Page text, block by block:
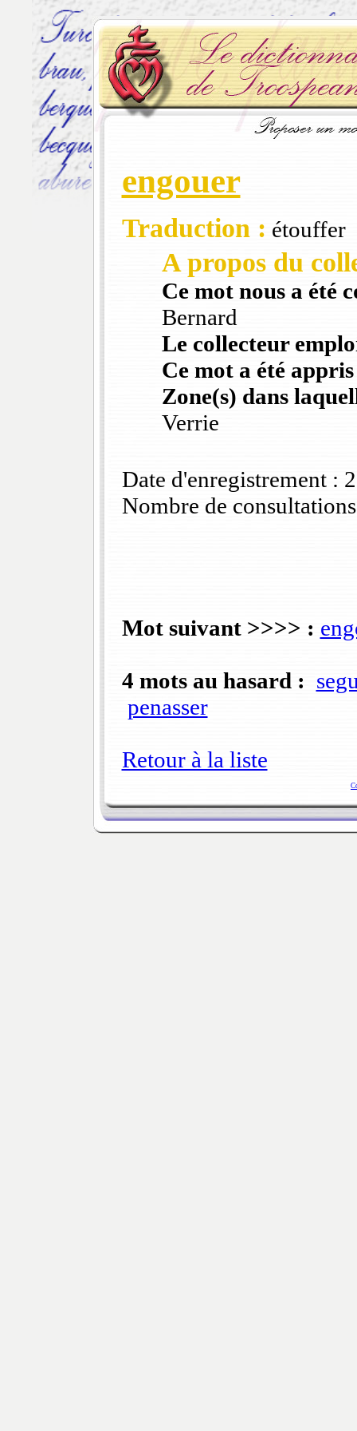
engouer
Traduction : étouffer
A propos du
Ce mot nous a été
Bernard
Le collecteur
Ce mot a été
Zone(s) dans
Verrie
Date d'enregistrement :
Nombre de
Mot suivant >>>> :
4 mots au hasard :
penasser
Retour à la liste